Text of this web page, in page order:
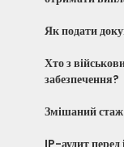
Як подати
Хто з
забезпечення?
Змішаний стаж
IP-аудит перед